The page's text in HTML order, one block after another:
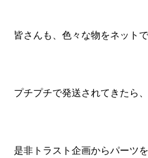
皆さんも、色々な物をネット
プチプチで発送されてきたら
是非トラスト企画からパーツ